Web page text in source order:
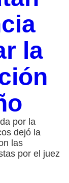
la
por la
dejó la
las
por el juez